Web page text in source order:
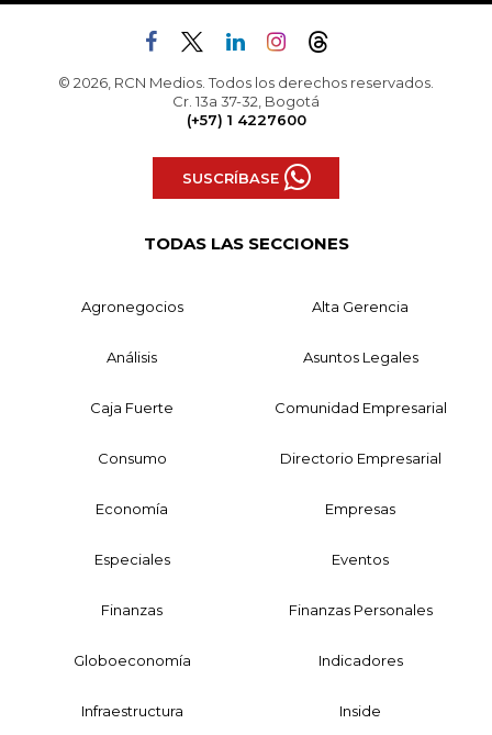
© 2026, RCN Medios. Todos los derechos reservados.
Cr. 13a 37-32, Bogotá
(+57) 1 4227600
SUSCRÍBASE
TODAS LAS SECCIONES
Agronegocios Alta Gerencia
Análisis Asuntos Legales
Caja Fuerte Comunidad Empresarial
Consumo Directorio Empresarial
Economía Empresas
Especiales Eventos
Finanzas Finanzas Personales
Globoeconomía Indicadores
Infraestructura Inside